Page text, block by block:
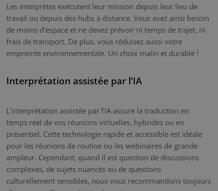
Les interprètes exécutent leur mission depuis leur lieu de
travail ou depuis des hubs à distance. Vous avez ainsi besoin
de moins d’espace et ne devez prévoir ni temps de trajet, ni
frais de transport. De plus, vous réduisez aussi votre
empreinte environnementale. Un choix malin et durable !
Interprétation assistée par l’IA
L’interprétation assistée par l’IA assure la traduction en
temps réel de vos réunions virtuelles, hybrides ou en
présentiel. Cette technologie rapide et accessible est idéale
pour les réunions de routine ou les webinaires de grande
ampleur. Cependant, quand il est question de discussions
complexes, de sujets nuancés ou de questions
culturellement sensibles, nous vous recommandons toujours